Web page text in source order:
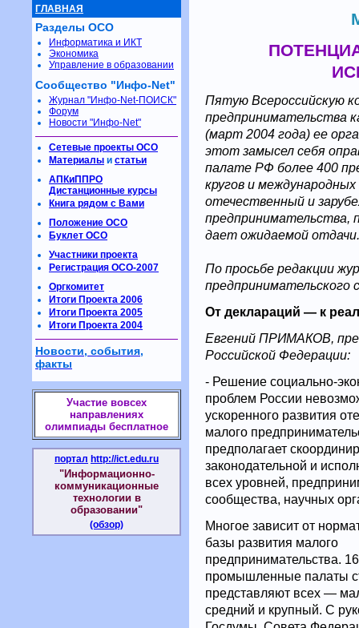
Пятую Всероссийскую
предпринимательства
(март 2004 года) ее
этот замысел себя
палате РФ более 400
кругов и
отечественный и
предпринимательства,
дает ожидаемой отдачи.
По просьбе редакции
От деклараций — к
Евгений ПРИМАКОВ,
Российской Федерации:
- Решение социально-
проблем России
ускоренного развития
малого
предполагает
законодательной и
всех уровней,
сообщества, научных
Многое зависит от
базы развития малого
предпринимательства.
промышленные палаты
представляют всех —
средний и крупный. С
ГЛАВНАЯ
Разделы ОСО
Информатика и ИКТ
Экономика
Управление в образовании
Сообщество "Инфо-Net"
Журнал "Инфо-Net-ПОИСК"
Форум
Новости "Инфо-Net"
Сетевые проекты ОСО
Материалы и статьи
АПКиППРО
Дистанционные курсы
Книга рядом с Вами
Положение ОСО
Буклет ОСО
Участники проекта
Регистрация ОСО-2007
Оргкомитет
Итоги Проекта 2006
Итоги Проекта 2005
Итоги Проекта 2004
Новости, события,
факты
Участие вовсех
направлениях
олимпиады бесплатное
портал http://ict.edu.ru
"Информационно-
коммуникационные
технологии в
образовании"
(обзор)